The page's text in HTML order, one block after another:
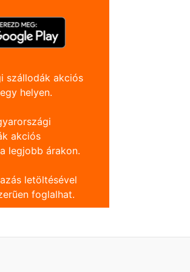
szállodák akciós
helyen.
akciós
legjobb árakon.
letöltésével
foglalhat.